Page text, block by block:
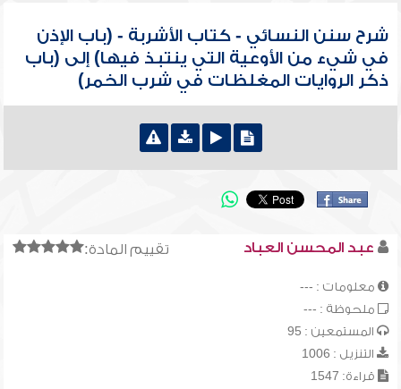
شرح سنن النسائي - كتاب الأشربة - (باب الإذن
في شيء من الأوعية التي ينتبذ فيها) إلى (باب
ذكر الروايات المغلظات في شرب الخمر)
تقييم المادة: عبد المحسن العباد
معلومات : ---
ملحوظة : ---
المستمعين : 95
التنزيل : 1006
قراءة: 1547